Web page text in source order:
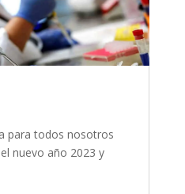
para todos nosotros
nuevo año 2023 y